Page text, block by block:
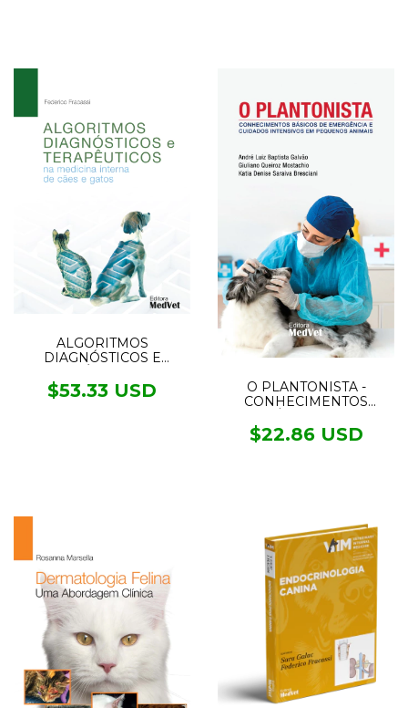
ALGORITMOS
DIAGNÓSTICOS E
MEDICINA INTERNA DE
CÃES E GATOS PRÉ
$53.33 USD
O PLANTONISTA -
CONHECIMENTOS
EMERGÊNCIA E
CUIDADOS INTENSIVOS
$22.86 USD